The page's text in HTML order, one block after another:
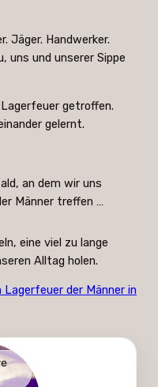
Jäger. Handwerker.
uns und unserer Sippe
getroffen.
gelernt.
an dem wir uns
Männer treffen …
eine viel zu lange
Alltag holen.
Lagerfeuer der Männer in